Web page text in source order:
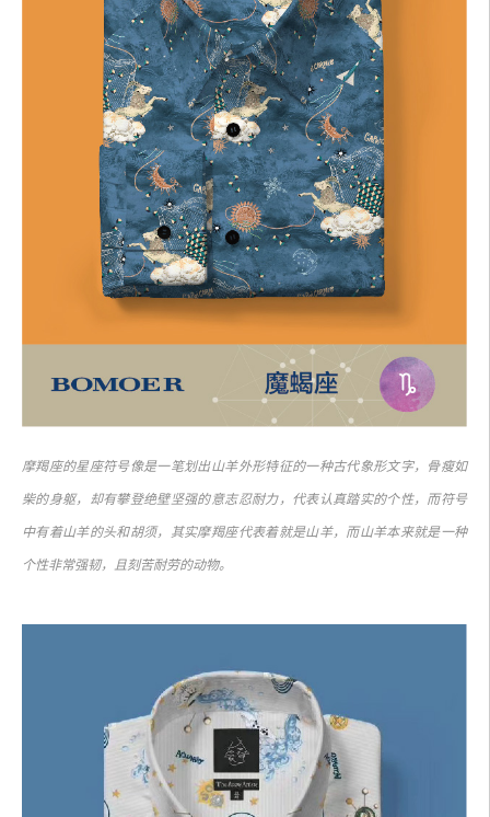
摩羯座的星座符号像是一笔划出山羊外形特征的一种古代象形文字，骨瘦如
柴的身躯，却有攀登绝壁坚强的意志忍耐力，代表认真踏实的个性，而符号
中有着山羊的头和胡须，其实摩羯座代表着就是山羊，而山羊本来就是一种
个性非常强韧，且刻苦耐劳的动物。